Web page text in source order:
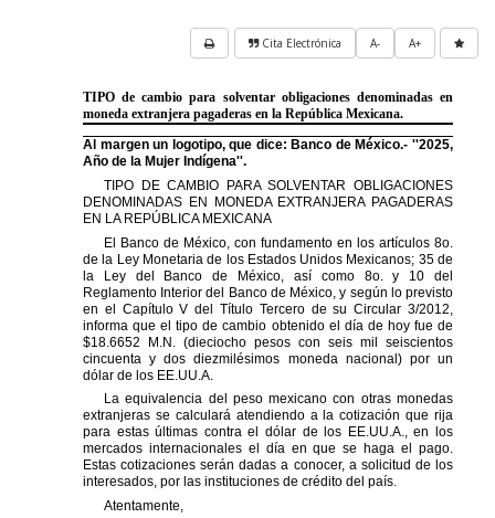
A+
A-
Cita Electrónica